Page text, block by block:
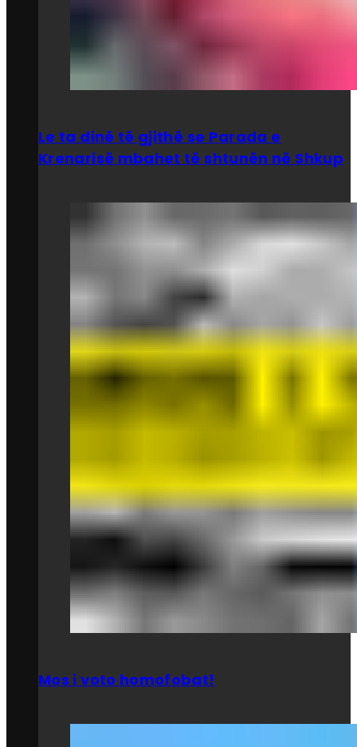
Le ta dinë të gjithë se Parada e
Krenarisë mbahet të shtunën në Shkup
Mos i voto homofobat!